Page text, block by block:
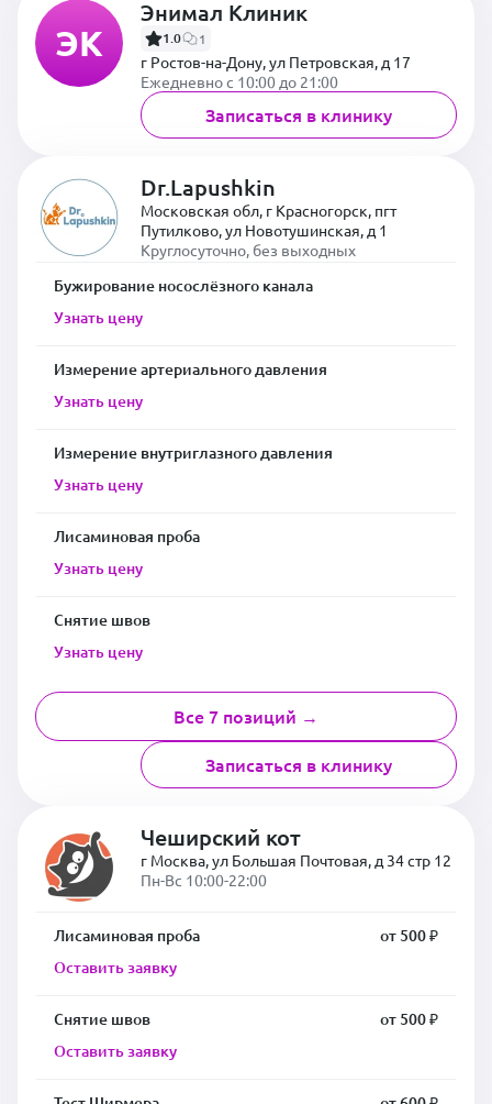
ЭК
Энимал Клиник
1.0 1
г Ростов-на-Дону, ул Петровская, д 17
Ежедневно с 10:00 до 21:00
Записаться в клинику
Dr.Lapushkin
Московская обл, г Красногорск, пгт
Путилково, ул Новотушинская, д 1
Круглосуточно, без выходных
Бужирование носослёзного канала
Узнать цену
Измерение артериального давления
Узнать цену
Измерение внутриглазного давления
Узнать цену
Лисаминовая проба
Узнать цену
Снятие швов
Узнать цену
Все 7 позиций →
Записаться в клинику
Чеширский кот
г Москва, ул Большая Почтовая, д 34 стр 12
Пн-Вс 10:00-22:00
Лисаминовая проба
от 500 ₽
Оставить заявку
Снятие швов
от 500 ₽
Оставить заявку